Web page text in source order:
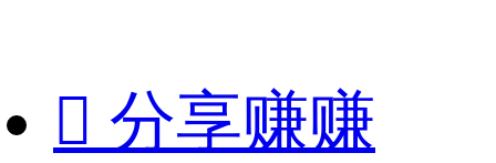
 分享赚赚